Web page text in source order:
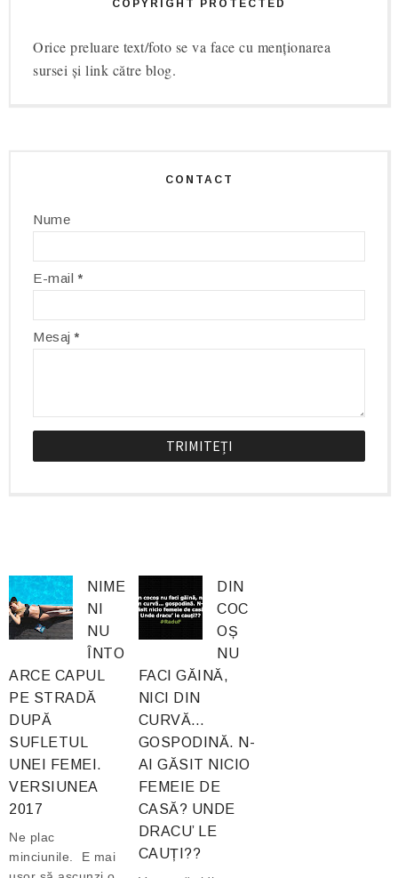
COPYRIGHT PROTECTED
Orice preluare text/foto se va face cu menționarea
sursei și link către blog.
CONTACT
Nume
E-mail*
Mesaj*
NIME
NI
NU
ÎNTO
ARCE CAPUL
PE STRADĂ
DUPĂ
SUFLETUL
UNEI FEMEI.
VERSIUNEA
2017
Ne plac
minciunile. E mai
DIN
COC
OȘ
NU
FACI GĂINĂ,
NICI DIN
CURVĂ…
GOSPODINĂ. N-
AI GĂSIT NICIO
FEMEIE DE
CASĂ? UNDE
DRACU’ LE
CAUȚI??